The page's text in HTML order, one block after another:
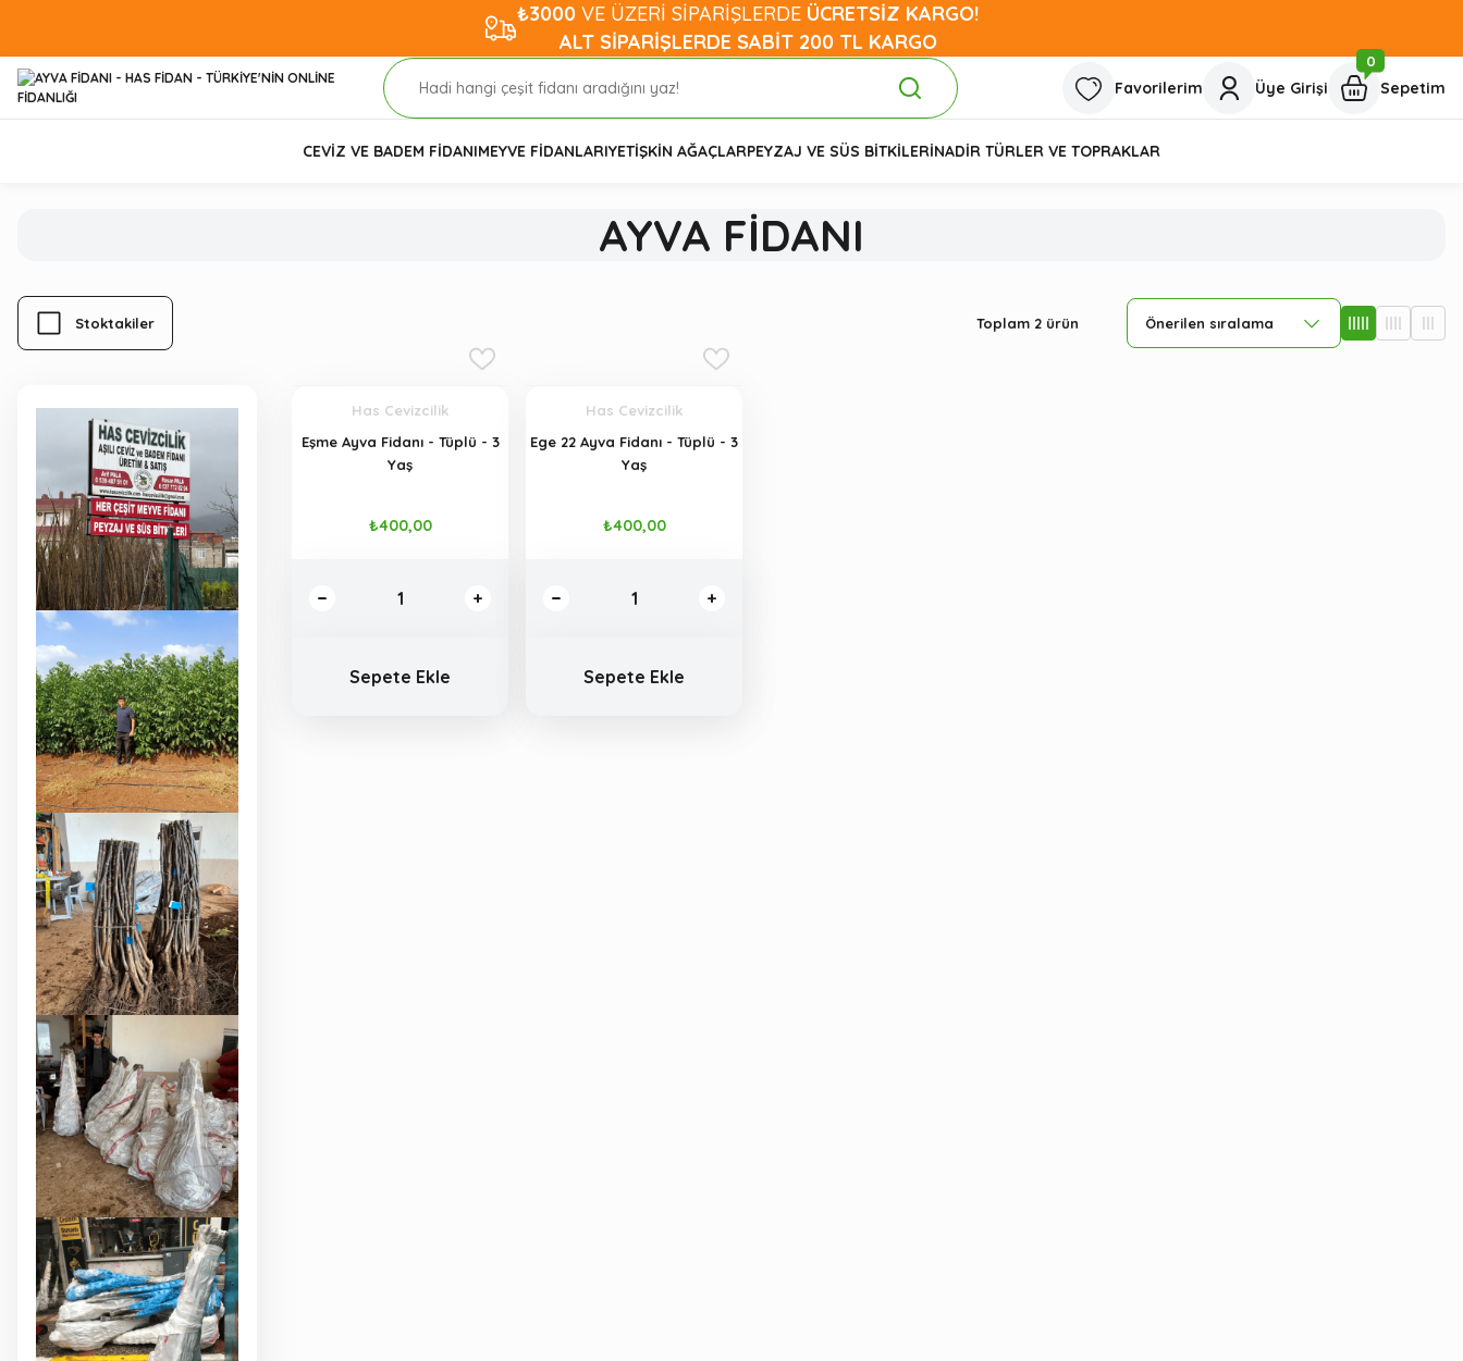
₺3000 VE ÜZERİ SİPARİŞLERDE ÜCRETSİZ KARGO!
ALT SİPARİŞLERDE SABİT 200 TL KARGO
Favorilerim Üye Girişi
0
Sepetim
CEVİZ VE BADEM FİDANIMEYVE FİDANLARIYETİŞKİN AĞAÇLARPEYZAJ VE SÜS BİTKİLERİNADİR TÜRLER VE TOPRAKLAR
AYVA FİDANI
Stoktakiler Toplam 2 ürün
Has Cevizcilik
Eşme Ayva Fidanı - Tüplü - 3
Yaş
₺400,00
Sepete Ekle
Has Cevizcilik
Ege 22 Ayva Fidanı - Tüplü - 3
Yaş
₺400,00
Sepete Ekle